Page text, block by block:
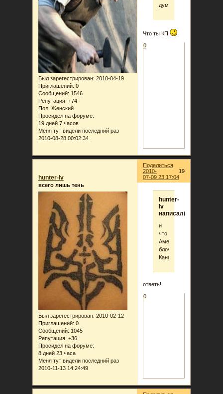
Был зарегестрирован: 2010-04-19
Приглашений: 0
Сообщений: 1546
Репутация: +74
Пол: Женский
Просидел на форуме:
19 дней 7 часов
Меня тут видели последний раз
2010-08-28 00:02:34
думает?
Что ты КП
0
Поделиться
19
2010-
07-09 23:17:04
hunter-lv
всего лишь тень
Был зарегестрирован: 2010-02-12
Приглашений: 0
Сообщений: 1045
Репутация: +36
Просидел на форуме:
8 дней 23 часа
Меня тут видели последний раз
2010-11-13 14:24:49
hunter-
lv
написал(а):
и
что
Амена,
блочил
Канарейку?)
ответь!
0